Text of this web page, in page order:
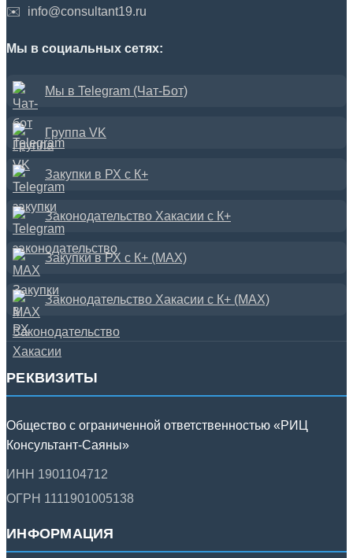
✉️
info@consultant19.ru
Мы в социальных сетях:
Мы в Telegram (Чат-Бот)
Группа VK
Закупки в РХ с К+
Законодательство Хакасии с К+
Закупки в РХ с К+ (MAX)
Законодательство Хакасии с К+ (MAX)
РЕКВИЗИТЫ
Общество с ограниченной ответственностью «РИЦ
Консультант-Саяны»
ИНН 1901104712
ОГРН 1111901005138
ИНФОРМАЦИЯ